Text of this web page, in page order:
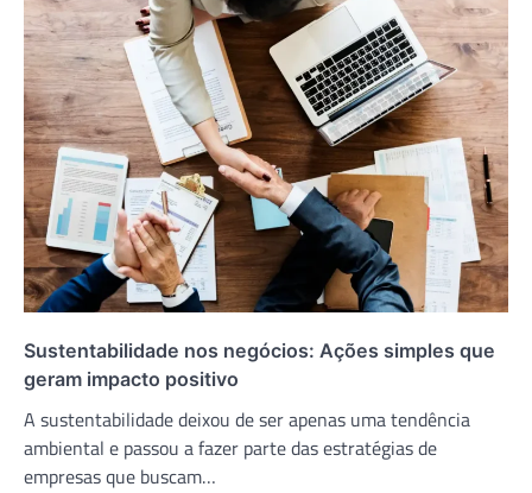
Sustentabilidade nos negócios: Ações simples que
geram impacto positivo
A sustentabilidade deixou de ser apenas uma tendência
ambiental e passou a fazer parte das estratégias de
empresas que buscam…